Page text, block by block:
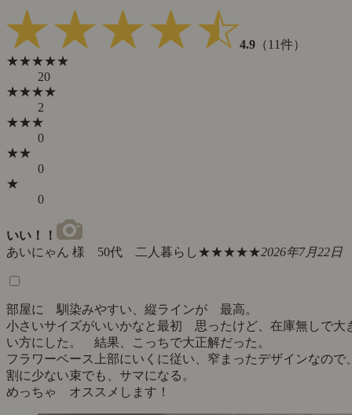
4.9 （11件）
★★★★★
20
★★★★
2
★★★
0
★★
0
★
0
いい！！
あいにゃん 様 50代 二人暮らし★★★★★2026年7月22日
部屋に 馴染みやすい、縦ラインが 最高。
小さいサイズがいいかなと最初 思ったけど、在庫無しで大
い方にした。 結果、こっちで大正解だった。
フラワーベース上部にいくに従い、窄まったデザインなので
割に少ない束でも、サマになる。
めっちゃ オススメします！